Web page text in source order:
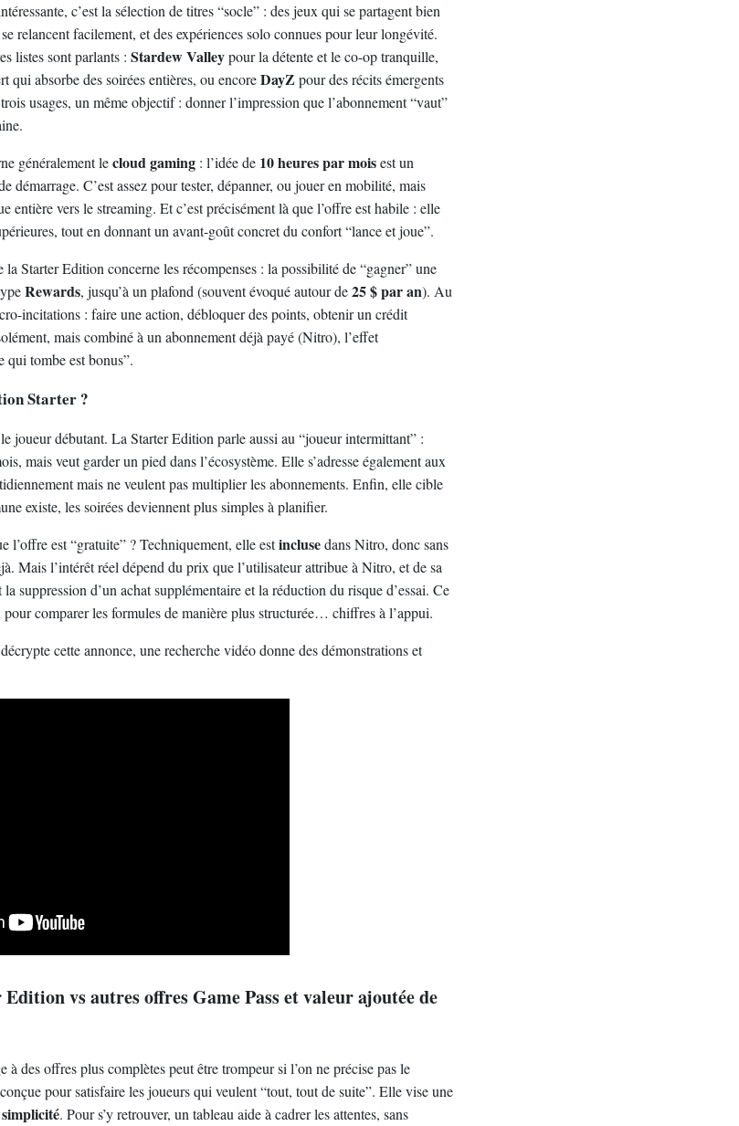
c’est la sélection de titres “socle” : des jeux qui se partagent bien
relancent facilement, et des expériences solo connues pour leur longévité.
listes sont parlants : Stardew Valleypour la détente et le co-op tranquille,
qui absorbe des soirées entières, ou encoreDayZ pour des récits émergents
usages, un même objectif : donner l’impression que l’abonnement “vaut”
généralement lecloud gaming : l’idée de 10 heures par moisest un
démarrage. C’est assez pour tester, dépanner, ou jouer en mobilité, mais
entière vers le streaming. Et c’est précisément là que l’offre est habile : elle
tout en donnant un avant-goût concret du confort “lance et joue”.
Starter Edition concerne les récompenses : la possibilité de “gagner” une
Rewards, jusqu’à un plafond (souvent évoqué autour de25 $ par an). Au
incitations : faire une action, débloquer des points, obtenir un crédit
mais combiné à un abonnement déjà payé (Nitro), l’effet
qui tombe est bonus”.
Starter ?
joueur débutant. La Starter Edition parle aussi au “joueur intermittant” :
mais veut garder un pied dans l’écosystème. Elle s’adresse également aux
mais ne veulent pas multiplier les abonnements. Enfin, elle cible
existe, les soirées deviennent plus simples à planifier.
l’offre est “gratuite” ? Techniquement, elle estinclusedans Nitro, donc sans
Mais l’intérêt réel dépend du prix que l’utilisateur attribue à Nitro, et de sa
suppression d’un achat supplémentaire et la réduction du risque d’essai. Ce
comparer les formules de manière plus structurée… chiffres à l’appui.
cette annonce, une recherche vidéo donne des démonstrations et
vs autres offres Game Pass et valeur ajoutée de
à des offres plus complètes peut être trompeur si l’on ne précise pas le
pour satisfaire les joueurs qui veulent “tout, tout de suite”. Elle vise une
simplicité. Pour s’y retrouver, un tableau aide à cadrer les attentes, sans